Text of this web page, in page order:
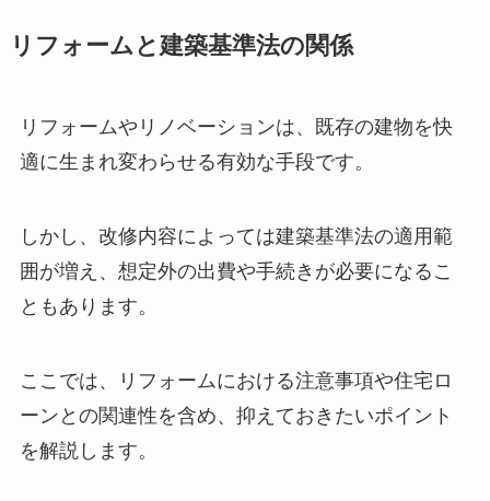
リフォームと建築基準法の関係
リフォームやリノベーションは、既存の建物を快
適に生まれ変わらせる有効な手段です。
しかし、改修内容によっては建築基準法の適用範
囲が増え、想定外の出費や手続きが必要になるこ
ともあります。
ここでは、リフォームにおける注意事項や住宅ロ
ーンとの関連性を含め、抑えておきたいポイント
を解説します。